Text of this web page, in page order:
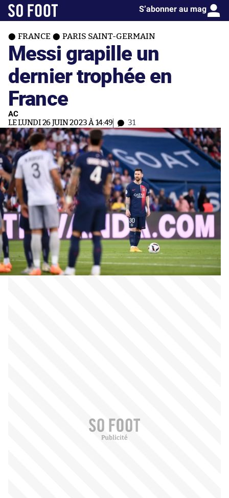
S’abonner au mag
FRANCE PARIS SAINT-GERMAIN
Messi grapille un
dernier trophée en
France
AC
LE LUNDI 26 JUIN 2023 À 14:49 31